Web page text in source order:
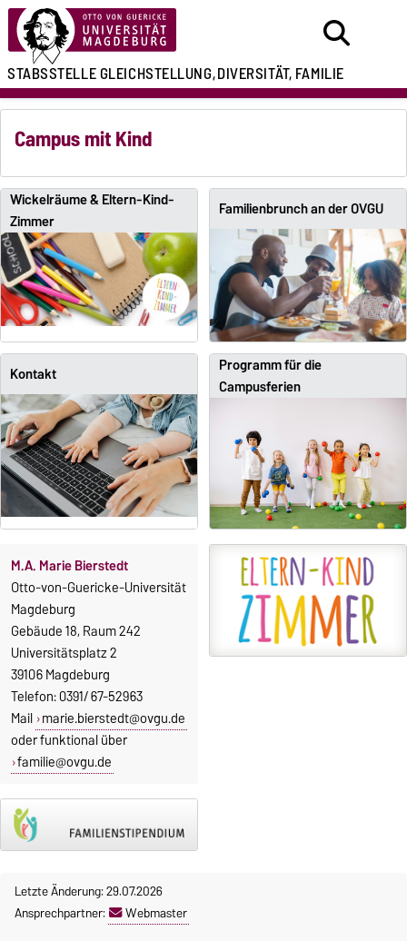
STABSSTELLEGLEICHSTELLUNG,DIVERSITÄT, FAMILIE
Campus mit Kind
Wickelräume & Eltern-Kind-
Zimmer
Familienbrunch an der OVGU
Kontakt
Programm für die
Campusferien
M.A. Marie Bierstedt
Otto-von-Guericke-Universität
Magdeburg
Gebäude 18, Raum 242
Universitätsplatz 2
39106 Magdeburg
Telefon: 0391/ 67-52963
Mail marie.bierstedt@ovgu.de
oder funktional über
familie@ovgu.de
Letzte Änderung: 29.07.2026
Ansprechpartner:
Webmaster